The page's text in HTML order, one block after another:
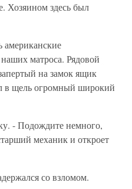
Хозяином здесь был
американские
матроса. Рядовой
на замок ящик
в щель огромный широкий
- Подождите немного,
механик и откроет
со взломом.